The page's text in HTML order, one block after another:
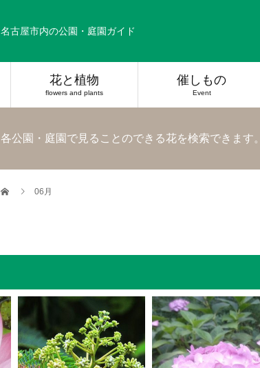
名古屋市内の公園・庭園ガイド
花と植物
flowers and plants
催しもの
Event
各公園・庭園で見ることのできる花を検索できます。
06月